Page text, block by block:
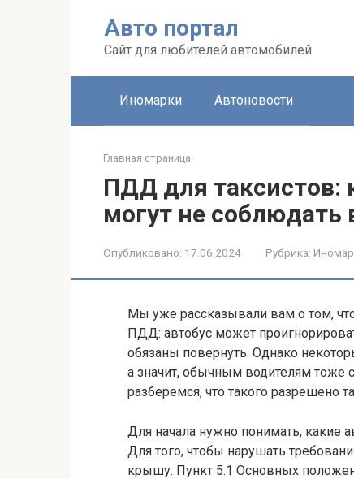
Авто портал
Сайт для любителей автомобилей
Иномарки Автоновости
Главная страница
ПДД для таксистов:
могут не соблюдать
Опубликовано: 17.06.2024 Рубрика:
Мы уже рассказывали вам о том,
ПДД: автобус может
обязаны повернуть. Однако
а значит, обычным водителям тоже
разберемся, что такого разрешено
Для начала нужно понимать, какие
Для того, чтобы нарушать
крышу. Пункт 5.1 Основных